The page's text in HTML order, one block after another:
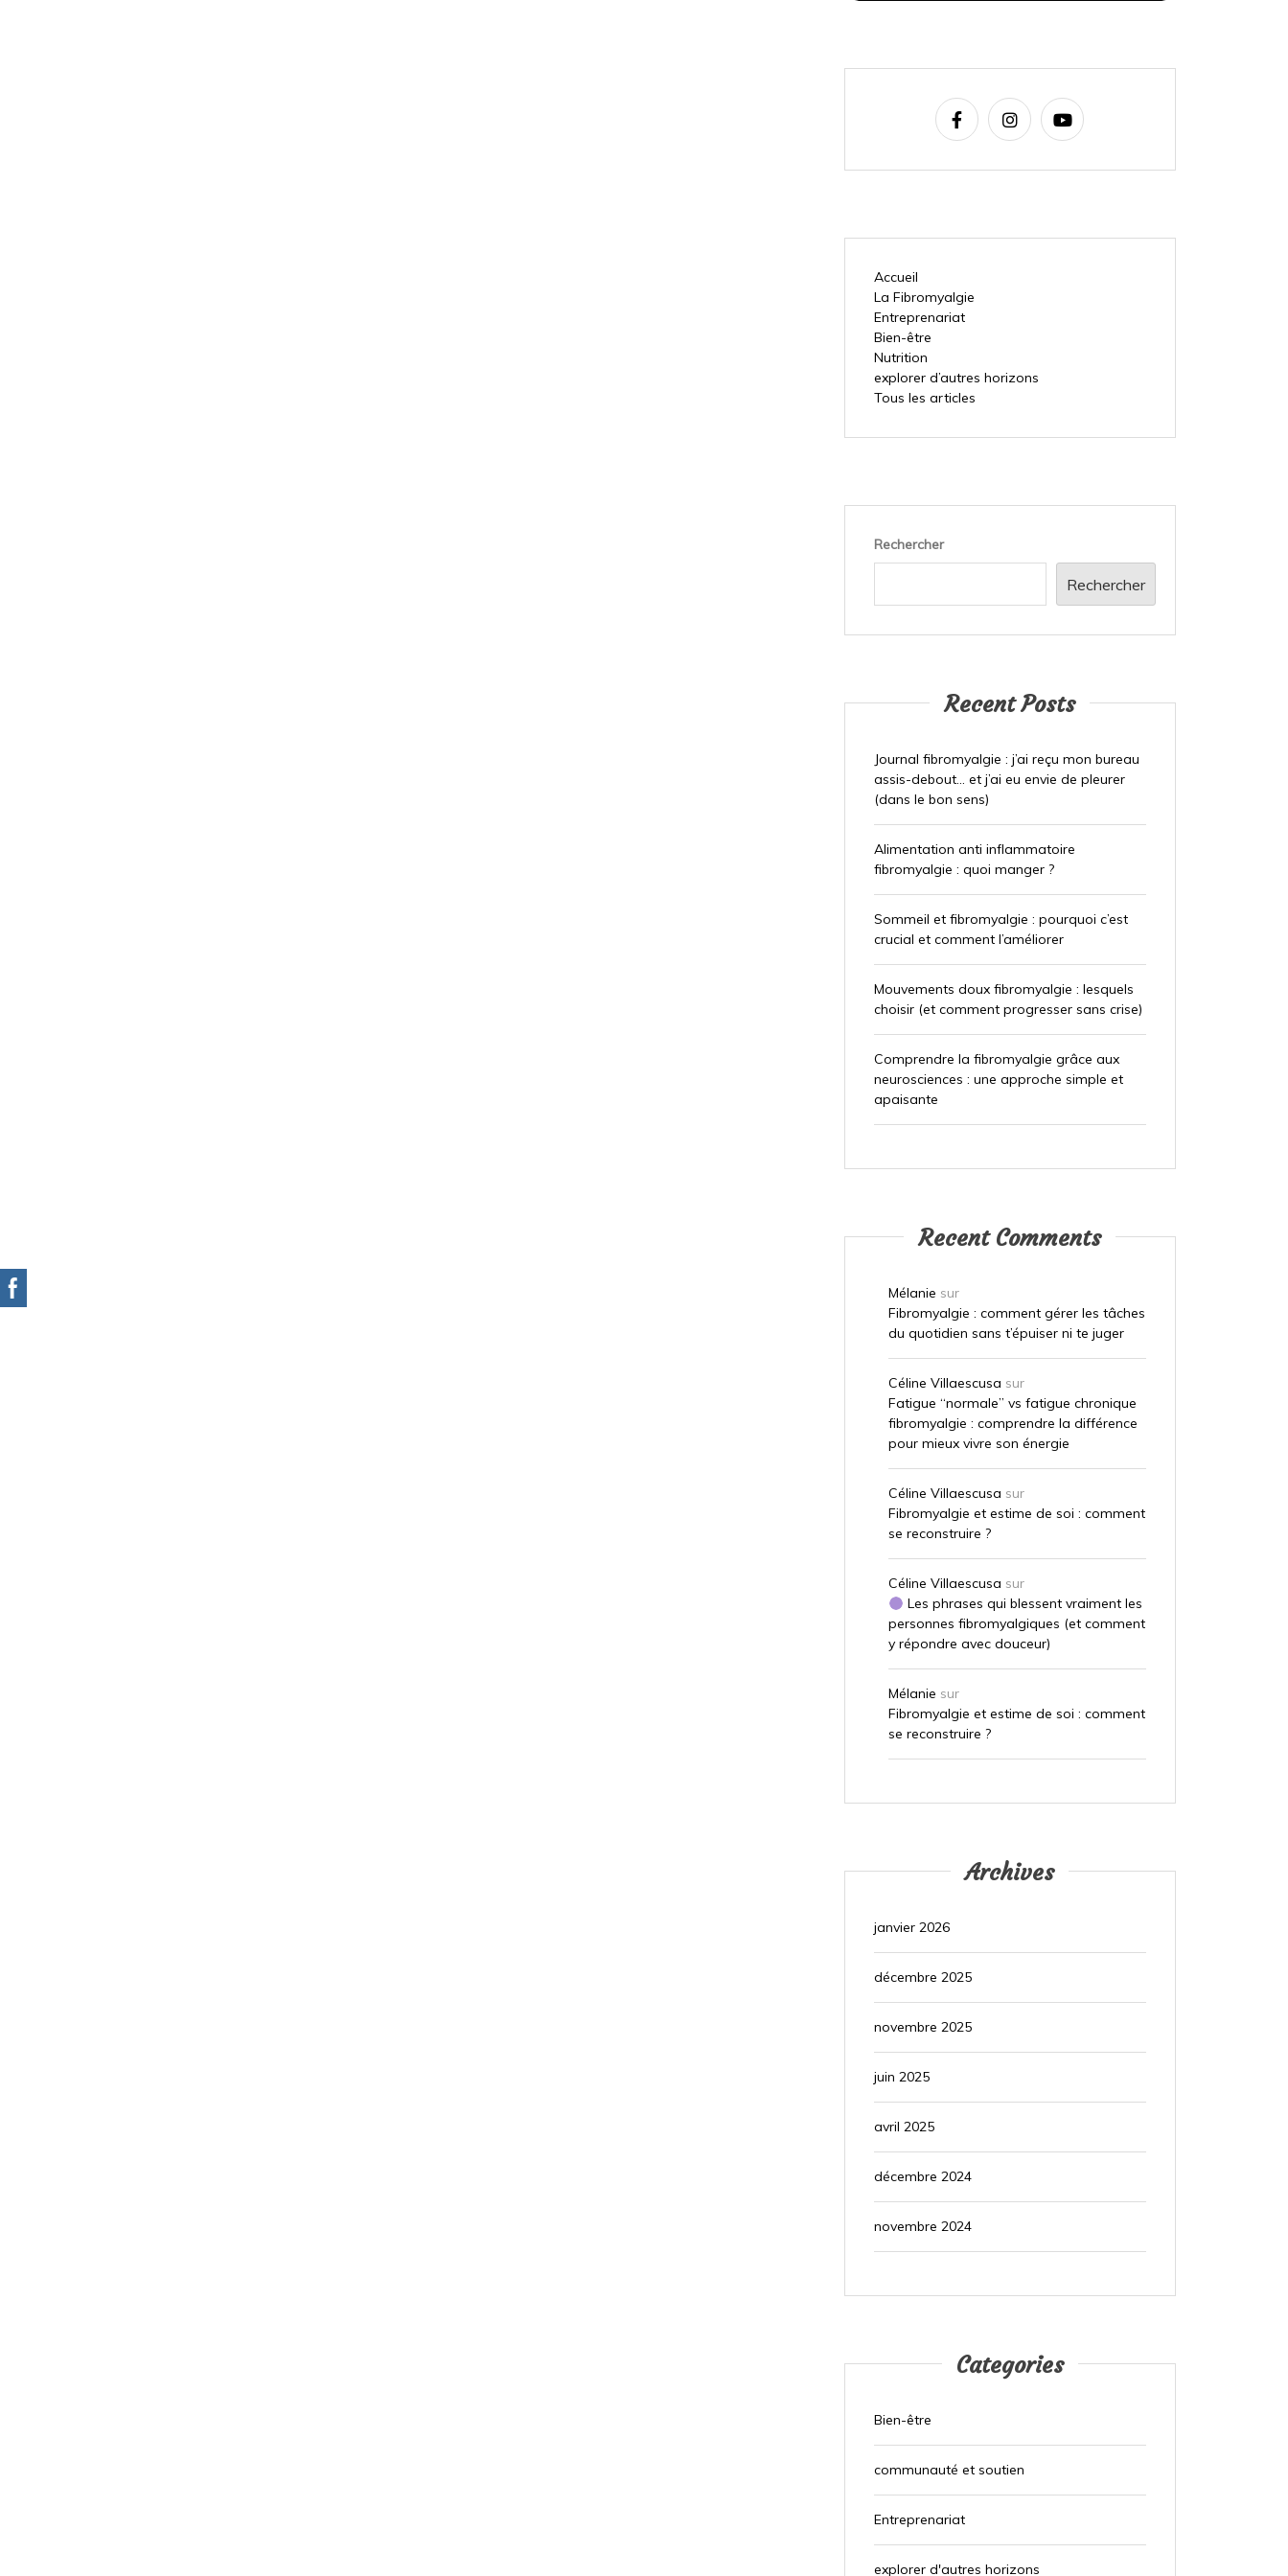
Accueil
La Fibromyalgie
Entreprenariat
Bien-être
Nutrition
explorer d’autres horizons
Tous les articles
Rechercher
Rechercher
Recent Posts
Journal fibromyalgie : j’ai reçu mon bureau
assis-debout… et j’ai eu envie de pleurer
(dans le bon sens)
Alimentation anti inflammatoire
fibromyalgie : quoi manger ?
Sommeil et fibromyalgie : pourquoi c’est
crucial et comment l’améliorer
Mouvements doux fibromyalgie : lesquels
choisir (et comment progresser sans crise)
Comprendre la fibromyalgie grâce aux
neurosciences : une approche simple et
apaisante
Recent Comments
Mélanie sur
Fibromyalgie : comment gérer les tâches
du quotidien sans t’épuiser ni te juger
Céline Villaescusa sur
Fatigue “normale” vs fatigue chronique
fibromyalgie : comprendre la différence
pour mieux vivre son énergie
Céline Villaescusa sur
Fibromyalgie et estime de soi : comment
se reconstruire ?
Céline Villaescusa sur
Les phrases qui blessent vraiment les
personnes fibromyalgiques (et comment
y répondre avec douceur)
Mélanie sur
Fibromyalgie et estime de soi : comment
se reconstruire ?
Archives
janvier 2026
décembre 2025
novembre 2025
juin 2025
avril 2025
décembre 2024
novembre 2024
Categories
Bien-être
communauté et soutien
Entreprenariat
explorer d'autres horizons